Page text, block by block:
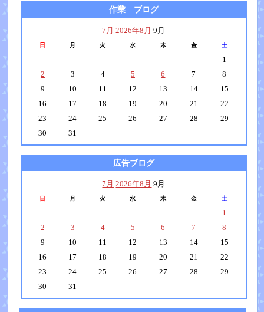
作業 ブログ
7月 2026年8月 9月
日 月 火 水 木 金 土
1
2
3 4 5 6 7
8
9
10 11 12 13 14
15
16
17 18 19 20 21
22
23
24 25 26 27 28
29
30
31
広告ブログ
7月 2026年8月 9月
日 月 火 水 木 金 土
1
2
3 4 5 6 7
8
9
10 11 12 13 14
15
16
17 18 19 20 21
22
23
24 25 26 27 28
29
30
31